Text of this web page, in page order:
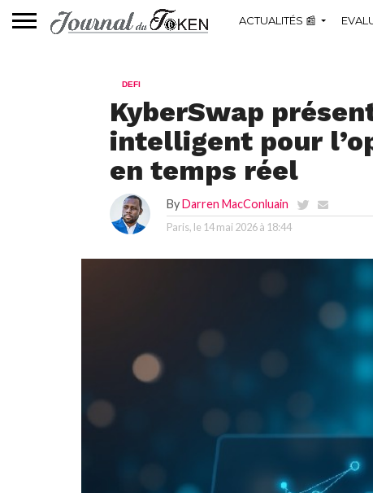
ACTUALITÉS 📰
DEFI
KyberSwap
intelligent pour
en temps réel
ByDarren MacConluain
Paris, le 14 mai 2026 à 18:44